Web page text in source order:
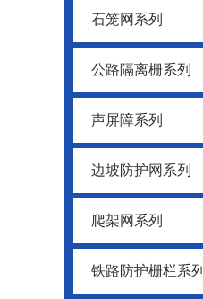
石笼网系列
公路隔离栅系列
声屏障系列
边坡防护网系列
爬架网系列
铁路防护栅栏系列